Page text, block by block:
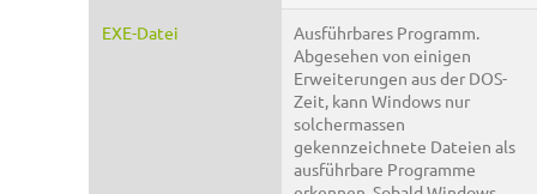
EXE-Datei
Ausführbares Programm.
Abgesehen von einigen
Erweiterungen aus der DOS-
Zeit, kann Windows nur
solchermassen
gekennzeichnete Dateien als
ausführbare Programme